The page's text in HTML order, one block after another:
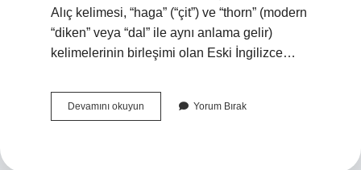
Alıç kelimesi, “haga” (“çit”) ve “thorn” (modern
“diken” veya “dal” ile aynı anlama gelir)
kelimelerinin birleşimi olan Eski İngilizce…
Devamını okuyun Aranizda
Ingilizce
Yorum Bırak